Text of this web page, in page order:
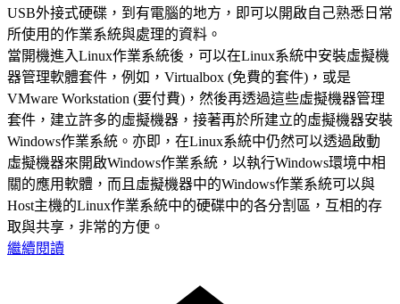
USB外接式硬碟，到有電腦的地方，即可以開啟自己熟悉日常
所使用的作業系統與處理的資料。
當開機進入Linux作業系統後，可以在Linux系統中安裝虛擬機
器管理軟體套件，例如，Virtualbox (免費的套件)，或是
VMware Workstation (要付費)，然後再透過這些虛擬機器管理
套件，建立許多的虛擬機器，接著再於所建立的虛擬機器安裝
Windows作業系統。亦即，在Linux系統中仍然可以透過啟動
虛擬機器來開啟Windows作業系統，以執行Windows環境中相
關的應用軟體，而且虛擬機器中的Windows作業系統可以與
Host主機的Linux作業系統中的硬碟中的各分割區，互相的存
取與共享，非常的方便。
繼續閱讀